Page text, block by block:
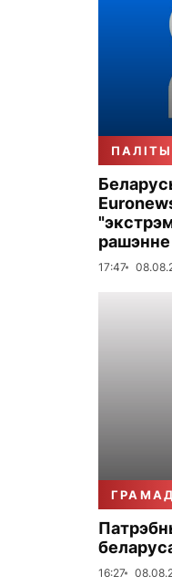
рашэнне
17:47
16:27